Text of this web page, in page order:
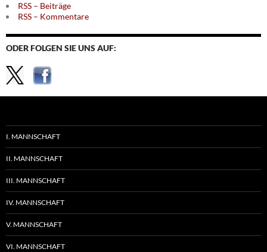
RSS – Beiträge
RSS – Kommentare
ODER FOLGEN SIE UNS AUF:
I. MANNSCHAFT
II. MANNSCHAFT
III. MANNSCHAFT
IV. MANNSCHAFT
V. MANNSCHAFT
VI. MANNSCHAFT